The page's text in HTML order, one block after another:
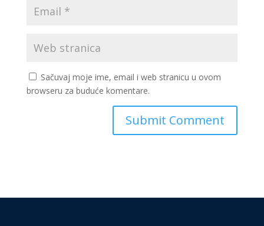
Sačuvaj moje ime, email i web stranicu u ovom
browseru za buduće komentare.